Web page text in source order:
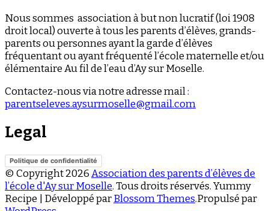
Nous sommes association à but non lucratif (loi 1908
droit local) ouverte à tous les parents d’élèves, grands-
parents ou personnes ayant la garde d’élèves
fréquentant ou ayant fréquenté l’école maternelle et/ou
élémentaire Au fil de l’eau d’Ay sur Moselle.
Contactez-nous via notre adresse mail :
parentseleves.aysurmoselle@gmail.com
Legal
Politique de confidentialité
© Copyright 2026Association des parents d’élèves de
l’école d'Ay sur Moselle. Tous droits réservés.Yummy
Recipe | Développé parBlossom Themes.Propulsé par